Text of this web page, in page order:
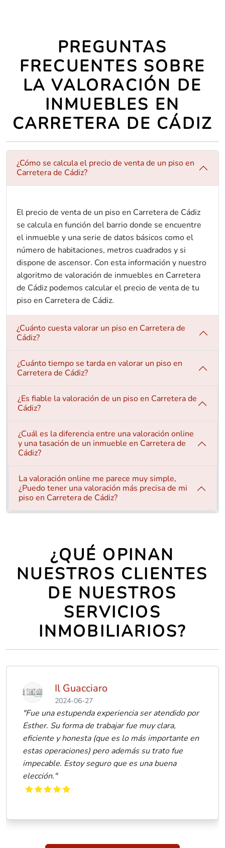
PREGUNTAS
FRECUENTES SOBRE
LA VALORACIÓN DE
INMUEBLES EN
CARRETERA DE CÁDIZ
¿Cómo se calcula el precio de venta de un piso en
Carretera de Cádiz?
El precio de venta de un piso en Carretera de Cádiz
se calcula en función del barrio donde se encuentre
el inmueble y una serie de datos básicos como el
número de habitaciones, metros cuadrados y si
dispone de ascensor. Con esta información y nuestro
algoritmo de valoración de inmuebles en Carretera
de Cádiz podemos calcular el precio de venta de tu
piso en Carretera de Cádiz.
¿Cuánto cuesta valorar un piso en Carretera de
Cádiz?
¿Cuánto tiempo se tarda en valorar un piso en
Carretera de Cádiz?
¿Es fiable la valoración de un piso en Carretera de
Cádiz?
¿Cuál es la diferencia entre una valoración online
y una tasación de un inmueble en Carretera de
Cádiz?
La valoración online me parece muy simple,
¿Puedo tener una valoración más precisa de mi
piso en Carretera de Cádiz?
¿QUÉ OPINAN
NUESTROS CLIENTES
DE NUESTROS
SERVICIOS
INMOBILIARIOS?
06-27
experiencia ser atendido por
de trabajar fue muy clara,
(que es lo más importante en
pero además su trato fue
seguro que es una buena
"Hemos
gestionado
eficaz,